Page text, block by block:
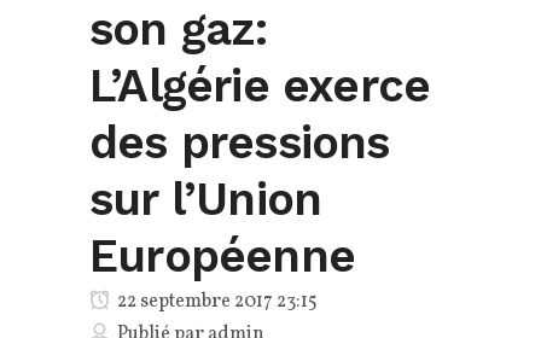
son gaz:
L’Algérie exerce
des pressions
sur l’Union
Européenne
22 septembre 2017 23:15